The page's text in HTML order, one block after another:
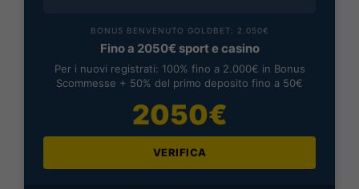
BONUS BENVENUTO GOLDBET: 2.050€
Fino a 2050€ sport e casino
Per i nuovi registrati: 100% fino a 2.000€ in Bonus
Scommesse + 50% del primo deposito fino a 50€
2050€
VERIFICA